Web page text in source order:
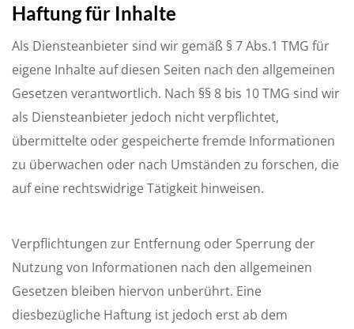
Haftung für Inhalte
Als Diensteanbieter sind wir gemäß § 7 Abs.1 TMG für
eigene Inhalte auf diesen Seiten nach den allgemeinen
Gesetzen verantwortlich. Nach §§ 8 bis 10 TMG sind wir
als Diensteanbieter jedoch nicht verpflichtet,
übermittelte oder gespeicherte fremde Informationen
zu überwachen oder nach Umständen zu forschen, die
auf eine rechtswidrige Tätigkeit hinweisen.
Verpflichtungen zur Entfernung oder Sperrung der
Nutzung von Informationen nach den allgemeinen
Gesetzen bleiben hiervon unberührt. Eine
diesbezügliche Haftung ist jedoch erst ab dem